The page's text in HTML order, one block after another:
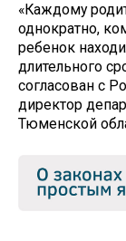
«Каждому
однократно,
ребенок
длительного
согласован с
директор
Тюменской